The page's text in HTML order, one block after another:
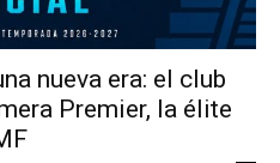
nueva era: el club
Premier, la élite